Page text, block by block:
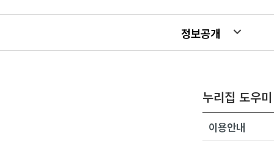
정보공개
누리집 도우미
이용안내